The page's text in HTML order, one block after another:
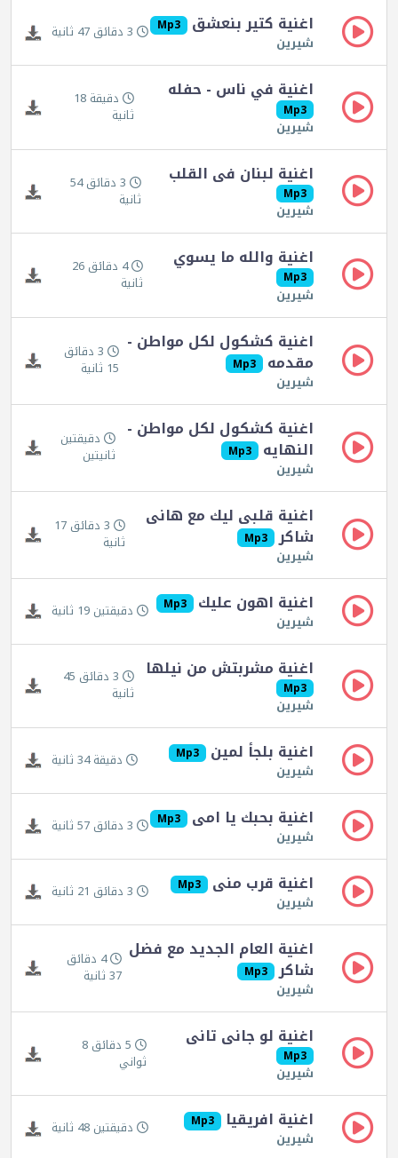
اغنية كتير بنعشق Mp3
شيرين 3 دقائق 47 ثانية
اغنية في ناس - حفله
Mp3
شيرين
دقيقة 18
ثانية
اغنية لبنان فى القلب
Mp3
شيرين
3 دقائق 54
ثانية
اغنية والله ما يسوي
Mp3
شيرين
4 دقائق 26
ثانية
اغنية كشكول لكل مواطن -
مقدمه Mp3
شيرين
3 دقائق
15 ثانية
اغنية كشكول لكل مواطن -
النهايه Mp3
شيرين
دقيقتين
ثانيتين
اغنية قلبى ليك مع هانى
شاكر Mp3
شيرين
3 دقائق 17
ثانية
اغنية اهون عليك Mp3
شيرين دقيقتين 19 ثانية
اغنية مشربتش من نيلها
Mp3
شيرين
3 دقائق 45
ثانية
اغنية بلجأ لمين Mp3
شيرين دقيقة 34 ثانية
اغنية بحبك يا امى Mp3
شيرين 3 دقائق 57 ثانية
اغنية قرب منى Mp3
شيرين 3 دقائق 21 ثانية
اغنية العام الجديد مع فضل
شاكر Mp3
شيرين
4 دقائق
37 ثانية
اغنية لو جانى تانى
Mp3
شيرين
5 دقائق 8
ثواني
اغنية افريقيا Mp3
شيرين دقيقتين 48 ثانية